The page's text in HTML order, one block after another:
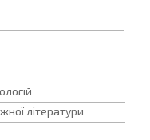
літератури